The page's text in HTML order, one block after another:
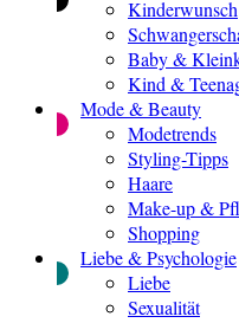
Kinderwunsch
Baby &
Kind &
Mode & Beauty
Modetrends
Styling-Tipps
Haare
Make-up &
Shopping
Liebe & Psychologie
Liebe
Sexualität